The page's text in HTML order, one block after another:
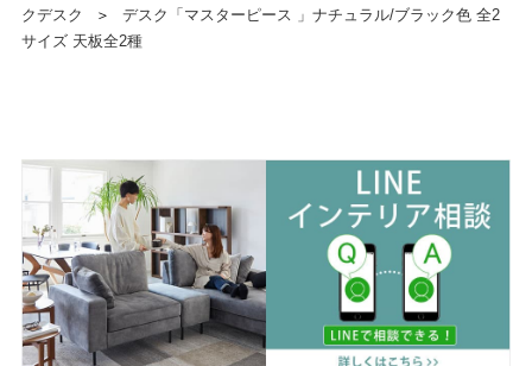
クデスク
＞
デスク「マスターピース 」ナチュラル/ブラック色 全2
サイズ 天板全2種